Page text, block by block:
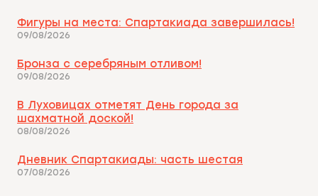
Фигуры на места: Спартакиада завершилась!
09/08/2026
Бронза с серебряным отливом!
09/08/2026
В Луховицах отметят День города за
шахматной доской!
08/08/2026
Дневник Спартакиады: часть шестая
07/08/2026